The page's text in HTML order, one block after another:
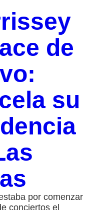
de
su
por comenzar
conciertos el